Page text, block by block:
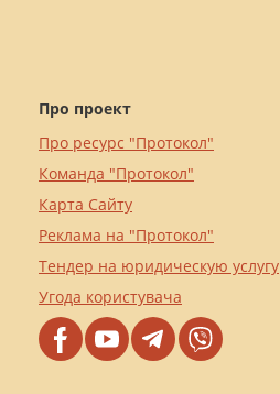
Про проект
Про ресурс "Протокол"
Команда "Протокол"
Карта Сайту
Реклама на "Протокол"
Тендер на юридическую услугу
Угода користувача